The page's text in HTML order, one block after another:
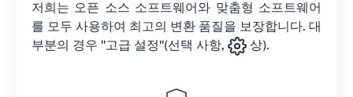
저희는 오픈 소스 소프트웨어와 맞춤형 소프트웨어
를 모두 사용하여 최고의 변환 품질을 보장합니다. 대
부분의 경우 "고급 설정"(선택 사항,
상).